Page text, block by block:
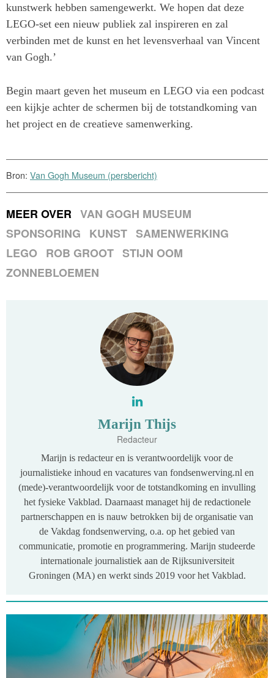
kunstwerk hebben samengewerkt. We hopen dat deze
LEGO-set een nieuw publiek zal inspireren en zal
verbinden met de kunst en het levensverhaal van Vincent
van Gogh.’
Begin maart geven het museum en LEGO via een podcast
een kijkje achter de schermen bij de totstandkoming van
het project en de creatieve samenwerking.
Bron: Van Gogh Museum (persbericht)
MEER OVER VAN GOGH MUSEUM
SPONSORING
KUNST SAMENWERKING
LEGO ROB GROOT STIJN OOM
ZONNEBLOEMEN
Marijn Thijs
Redacteur
Marijn is redacteur en is verantwoordelijk voor de
journalistieke inhoud en vacatures van fondsenwerving.nl en
(mede)-verantwoordelijk voor de totstandkoming en invulling
het fysieke Vakblad. Daarnaast managet hij de redactionele
partnerschappen en is nauw betrokken bij de organisatie van
de Vakdag fondsenwerving, o.a. op het gebied van
communicatie, promotie en programmering. Marijn studeerde
internationale journalistiek aan de Rijksuniversiteit
Groningen (MA) en werkt sinds 2019 voor het Vakblad.